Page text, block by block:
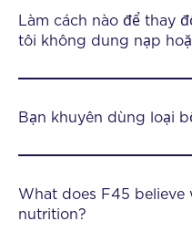
Làm cách nào để thay
tôi không dung nạp
Bạn khuyên dùng loại
What does F45 believe
nutrition?